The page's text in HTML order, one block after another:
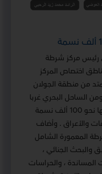
مركز شرطة
اختصاص المركز
تمتد من منطقة الجولان
الساحل البحري غربا
وحتى وادي البيح شرقا يقطنها نحو 100 ألف نسمة
والأعراق . وأضاف
المعمورة الشامل
والبحث الجنائي ،
، والحراسات